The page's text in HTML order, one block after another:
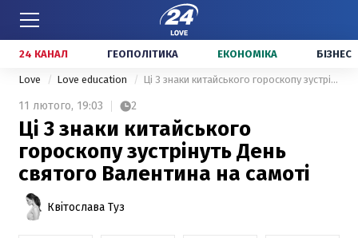
24 КАНАЛ ГЕОПОЛІТИКА ЕКОНОМІКА БІЗНЕС
Love Love education Ці 3 знаки китайського гороскопу зустрінуть День святого Валентина на самоті
11 лютого, 19:03 2
Ці 3 знаки китайського
гороскопу зустрінуть День
святого Валентина на самоті
Квітослава Туз